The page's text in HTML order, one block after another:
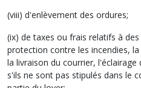
(viii) d'enlèvement des ordures;
(ix) de taxes ou frais relatifs à
protection contre les incendies,
la livraison du courrier,
s'ils ne sont pas stipulés dans le